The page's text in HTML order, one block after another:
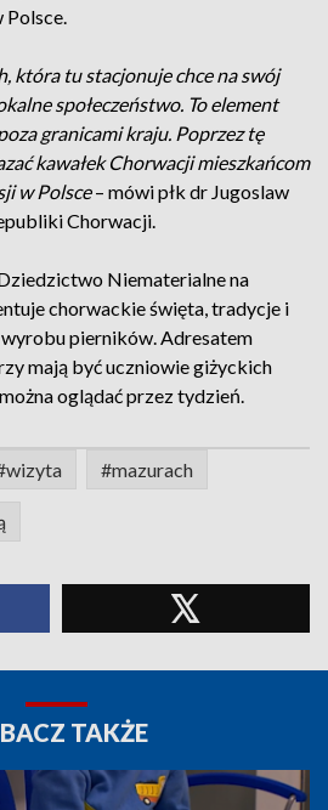
Polsce.
która tu stacjonuje chce na swój
społeczeństwo. To element
granicami kraju. Poprzez tę
kawałek Chorwacji mieszkańcom
w Polsce– mówi płk dr Jugoslaw
Chorwacji.
Niematerialne na
chorwackie święta, tradycje i
pierników. Adresatem
mają być uczniowie giżyckich
oglądać przez tydzień.
#mazurach
TAKŻE